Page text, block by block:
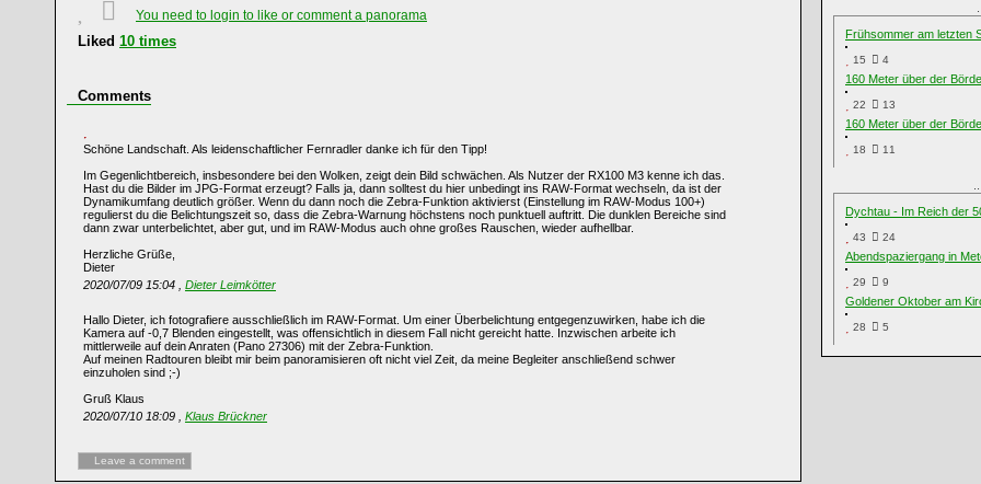
You need to login to like or comment a panorama
Liked 10 times
Comments
Schöne Landschaft. Als leidenschaftlicher Fernradler danke ich für den Tipp!
Im Gegenlichtbereich, insbesondere bei den Wolken, zeigt dein Bild schwächen. Als Nutzer der RX100 M3 kenne ich das.
Hast du die Bilder im JPG-Format erzeugt? Falls ja, dann solltest du hier unbedingt ins RAW-Format wechseln, da ist der
Dynamikumfang deutlich größer. Wenn du dann noch die Zebra-Funktion aktivierst (Einstellung im RAW-Modus 100+)
regulierst du die Belichtungszeit so, dass die Zebra-Warnung höchstens noch punktuell auftritt. Die dunklen Bereiche sind
dann zwar unterbelichtet, aber gut, und im RAW-Modus auch ohne großes Rauschen, wieder aufhellbar.
Herzliche Grüße,
Dieter
2020/07/09 15:04 , Dieter Leimkötter
Hallo Dieter, ich fotografiere ausschließlich im RAW-Format. Um einer Überbelichtung entgegenzuwirken, habe ich die
Kamera auf -0,7 Blenden eingestellt, was offensichtlich in diesem Fall nicht gereicht hatte. Inzwischen arbeite ich
mittlerweile auf dein Anraten (Pano 27306) mit der Zebra-Funktion.
Auf meinen Radtouren bleibt mir beim panoramisieren oft nicht viel Zeit, da meine Begleiter anschließend schwer
einzuholen sind ;-)
Gruß Klaus
2020/07/10 18:09 , Klaus Brückner
Leave a comment
Frühsommer am letzten
15 4
160 Meter über der Börde
22 13
160 Meter über der
18 11
Dychtau - Im Reich der
43 24
Abendspaziergang in
29 9
Goldener Oktober am
28 5